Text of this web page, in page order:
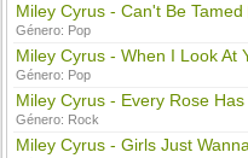
Miley Cyrus - Can't Be Tamed
Género: Pop
Miley Cyrus - When I Look At
Género: Pop
Miley Cyrus - Every Rose
Género: Rock
Miley Cyrus - Girls Just